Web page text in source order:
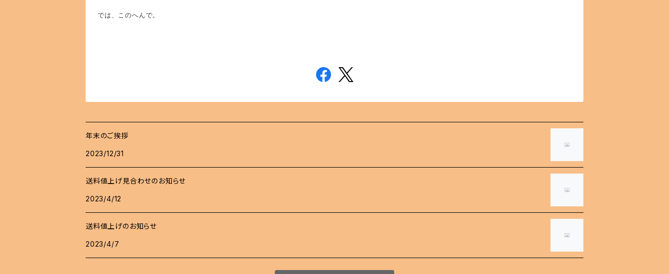
では、このへんで。
年末のご挨拶
2023/12/31
送料値上げ見合わせのお知らせ
2023/4/12
送料値上げのお知らせ
2023/4/7